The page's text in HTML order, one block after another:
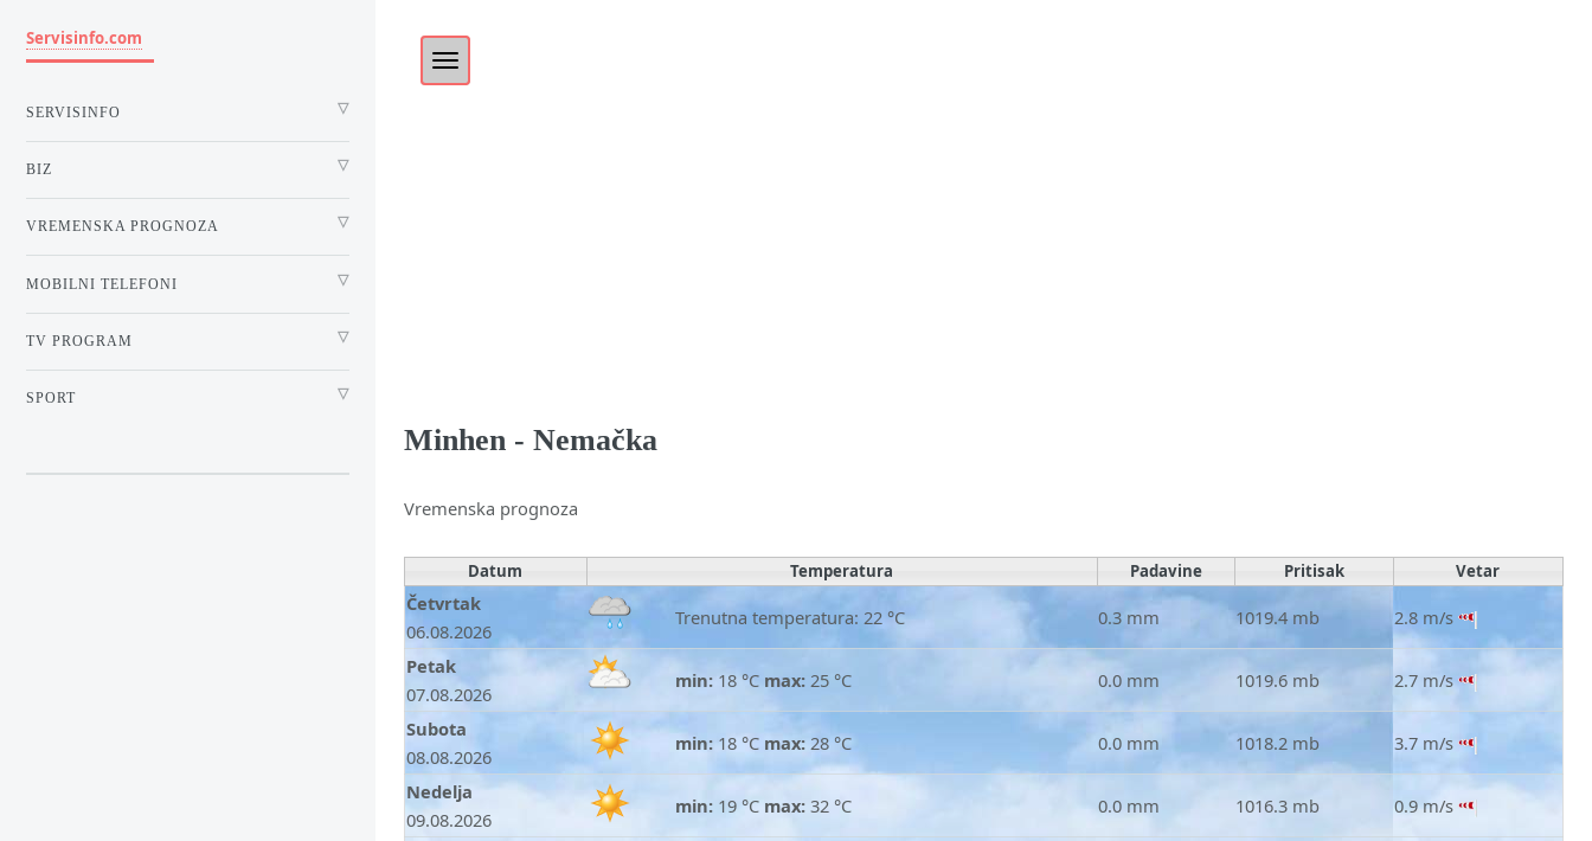
Minhen - Nemačka
Vremenska prognoza
Datum Temperatura Padavine Pritisak Vetar
Četvrtak
06.08.2026
Trenutna temperatura: 22 °C 0.3 mm 1019.4 mb 2.8 m/s
Petak
07.08.2026
min: 18 °C max: 25 °C 0.0 mm 1019.6 mb 2.7 m/s
Subota
08.08.2026
min: 18 °C max: 28 °C 0.0 mm 1018.2 mb 3.7 m/s
Nedelja
09.08.2026
min: 19 °C max: 32 °C 0.0 mm 1016.3 mb 0.9 m/s
Servisinfo.com
SERVISINFO
BIZ
VREMENSKA PROGNOZA
MOBILNI TELEFONI
TV PROGRAM
SPORT